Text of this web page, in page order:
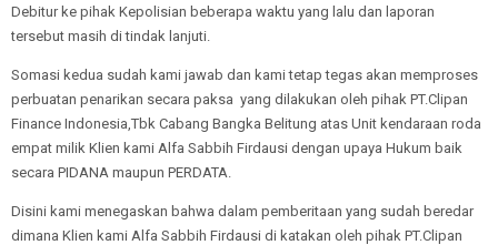
Debitur ke pihak Kepolisian beberapa waktu yang lalu dan laporan
tersebut masih di tindak lanjuti.
Somasi kedua sudah kami jawab dan kami tetap tegas akan memproses
perbuatan penarikan secara paksa yang dilakukan oleh pihak PT.Clipan
Finance Indonesia,Tbk Cabang Bangka Belitung atas Unit kendaraan roda
empat milik Klien kami Alfa Sabbih Firdausi dengan upaya Hukum baik
secara PIDANA maupun PERDATA.
Disini kami menegaskan bahwa dalam pemberitaan yang sudah beredar
dimana Klien kami Alfa Sabbih Firdausi di katakan oleh pihak PT.Clipan